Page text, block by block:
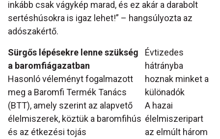
inkább csak vágykép marad, és ez akár a darabolt
sertéshúsokra is igaz lehet!” – hangsúlyozta az
adószakértő.
Évtizedes
hátrányba
hoznak minket a
különadók
A hazai
élelmiszeripart
az elmúlt három
Sürgős lépésekre lenne szükség
a baromfiágazatban
Hasonló véleményt fogalmazott
meg a Baromfi Termék Tanács
(BTT), amely szerint az alapvető
élelmiszerek, köztük a baromfihús
és az étkezési tojás